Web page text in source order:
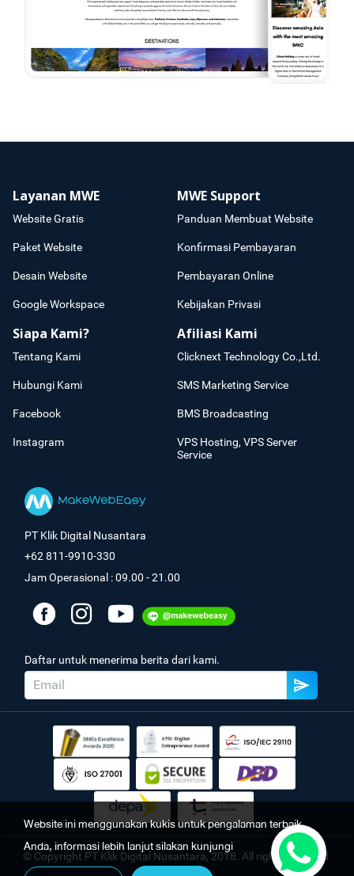
Layanan MWE
Website Gratis
Paket Website
Desain Website
Google Workspace
MWE Support
Panduan Membuat Website
Konfirmasi Pembayaran
Pembayaran Online
Kebijakan Privasi
Siapa Kami?
Tentang Kami
Hubungi Kami
Facebook
Instagram
Afiliasi Kami
Clicknext Technology Co.,Ltd.
SMS Marketing Service
BMS Broadcasting
VPS Hosting, VPS Server
Service
PT Klik Digital Nusantara
+62 811-9910-330
Jam Operasional : 09.00 - 21.00
Daftar untuk menerima berita dari kami.
© Copyright PT Klik Digital Nusantara, 2018. All rights reserved.
Website ini menggunakan kukis untuk pengalaman terbaik
Anda, informasi lebih lanjut silakan kunjungi